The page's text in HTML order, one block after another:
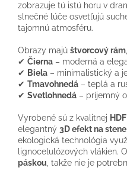
zobrazuje tú istú horu v
slnečné lúče osvetľujú
tajomnú atmosféru.
Obrazy majú štvorcový rám
✔ Čierna – moderná a
✔ Biela – minimalistický a
✔ Tmavohnedá – teplá a
✔ Svetlohnedá – príjemný
Vyrobené sú z kvalitnej
elegantný 3D efekt na stene
ekologická technológia
lignocelulózových vlákien.
páskou, takže nie je